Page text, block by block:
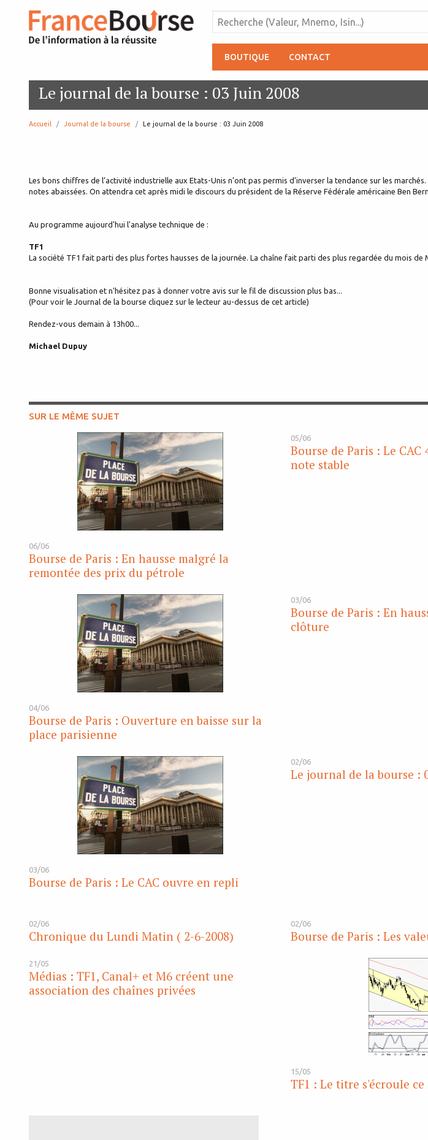
BOUTIQUE CONTACT
Le journal de la bourse : 03 Juin 2008
Accueil Journal de la bourse page:
Le journal de la bourse : 03 Juin 2008
Les bons chiffres de l’activité industrielle aux Etats-Unis n’ont pas permis d’inverser la tendance sur les
notes abaissées. On attendra cet après midi le discours du président de la Réserve Fédérale américaine Ben
Au programme aujourd'hui l'analyse technique de :
TF1
La société TF1 fait parti des plus fortes hausses de la journée. La chaîne fait parti des plus regardée du mois de
Bonne visualisation et n'hésitez pas à donner votre avis sur le fil de discussion plus bas...
(Pour voir le Journal de la bourse cliquez sur le lecteur au-dessus de cet article)
Rendez-vous demain à 13h00...
Michael Dupuy
SUR LE MÊME SUJET
06/06
Bourse de Paris : En hausse malgré la
remontée des prix du pétrole
05/06
Bourse de Paris : Le
note stable
04/06
Bourse de Paris : Ouverture en baisse sur la
place parisienne
03/06
Bourse de Paris : En
clôture
03/06
Bourse de Paris : Le CAC ouvre en repli
02/06
Le journal de la bourse :
02/06
Chronique du Lundi Matin ( 2-6-2008)
02/06
Bourse de Paris : Les
21/05
Médias : TF1, Canal+ et M6 créent une
association des chaînes privées
15/05
TF1 : Le titre s'écroule